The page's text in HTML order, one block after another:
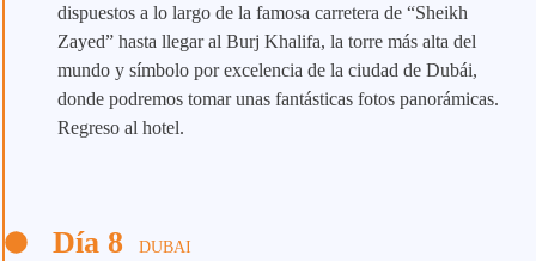
dispuestos a lo largo de la famosa carretera de “Sheikh
Zayed” hasta llegar al Burj Khalifa, la torre más alta del
mundo y símbolo por excelencia de la ciudad de Dubái,
donde podremos tomar unas fantásticas fotos panorámicas.
Regreso al hotel.
Día 8 DUBAI